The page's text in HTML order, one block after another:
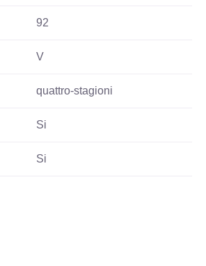
92
V
quattro-stagioni
Si
Si